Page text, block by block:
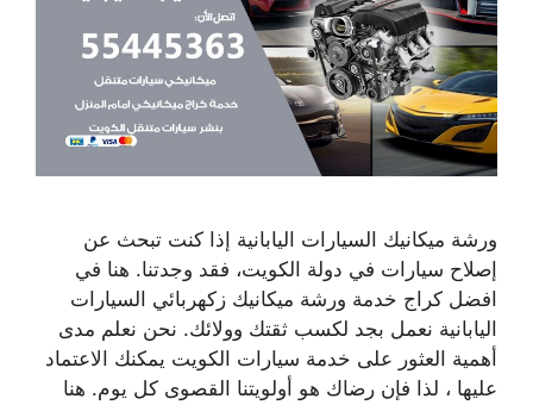
ورشة ميكانيك السيارات اليابانية إذا كنت تبحث عن
إصلاح سيارات في دولة الكويت، فقد وجدتنا. هنا في
افضل كراج خدمة ورشة ميكانيك زكهربائي السيارات
اليابانية نعمل بجد لكسب ثقتك وولائك. نحن نعلم مدى
أهمية العثور على خدمة سيارات الكويت يمكنك الاعتماد
عليها ، لذا فإن رضاك ​​هو أولويتنا القصوى كل يوم. هنا